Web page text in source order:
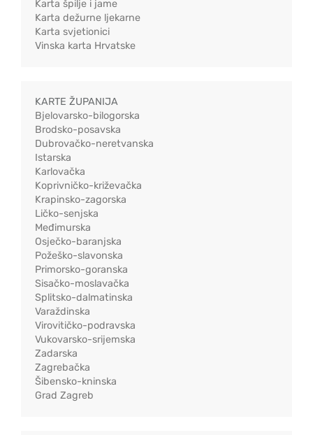
Karta špilje i jame
Karta dežurne ljekarne
Karta svjetionici
Vinska karta Hrvatske
KARTE ŽUPANIJA
Bjelovarsko-bilogorska
Brodsko-posavska
Dubrovačko-neretvanska
Istarska
Karlovačka
Koprivničko-križevačka
Krapinsko-zagorska
Ličko-senjska
Međimurska
Osječko-baranjska
Požeško-slavonska
Primorsko-goranska
Sisačko-moslavačka
Splitsko-dalmatinska
Varaždinska
Virovitičko-podravska
Vukovarsko-srijemska
Zadarska
Zagrebačka
Šibensko-kninska
Grad Zagreb